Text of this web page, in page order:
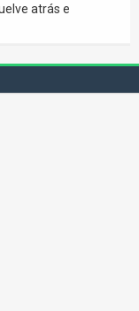
atrás e